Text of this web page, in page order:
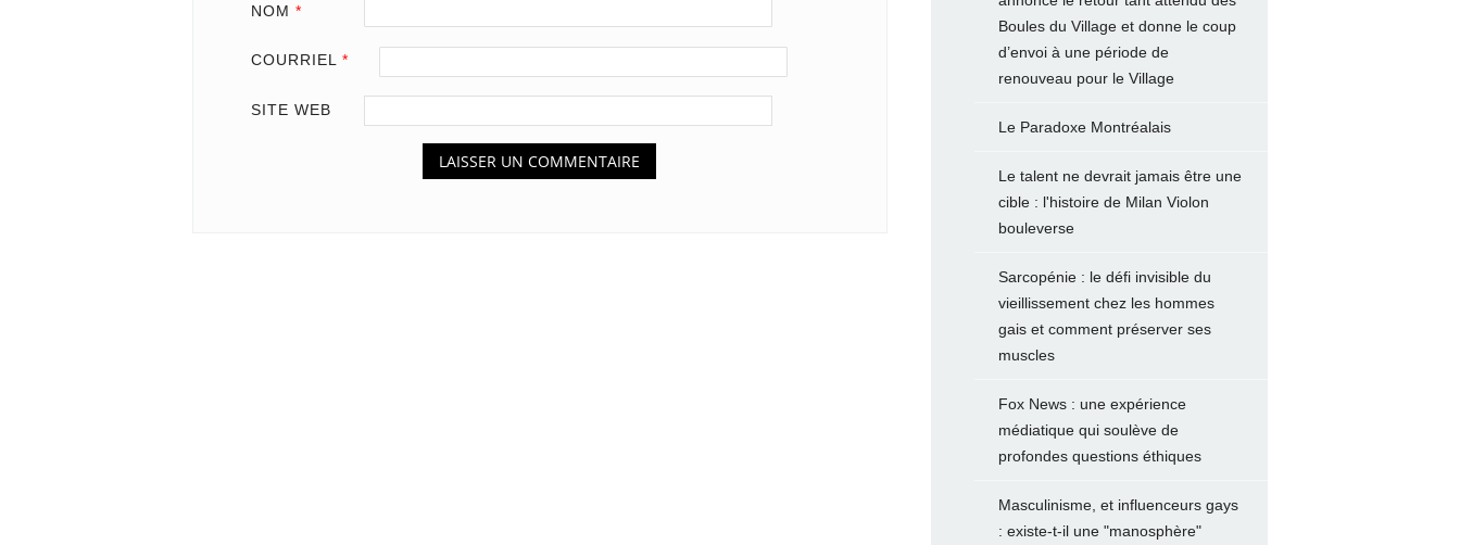
NOM *
COURRIEL *
SITE WEB
Boules du Village et donne le coup
d’envoi à une période de
renouveau pour le Village
Le Paradoxe Montréalais
Le talent ne devrait jamais être une
cible : l'histoire de Milan Violon
bouleverse
Sarcopénie : le défi invisible du
vieillissement chez les hommes
gais et comment préserver ses
muscles
Fox News : une expérience
médiatique qui soulève de
profondes questions éthiques
Masculinisme, et influenceurs gays
: existe-t-il une "manosphère"